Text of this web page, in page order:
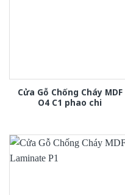
Cửa Gỗ Chống Cháy MDF
O4 C1 phao chi